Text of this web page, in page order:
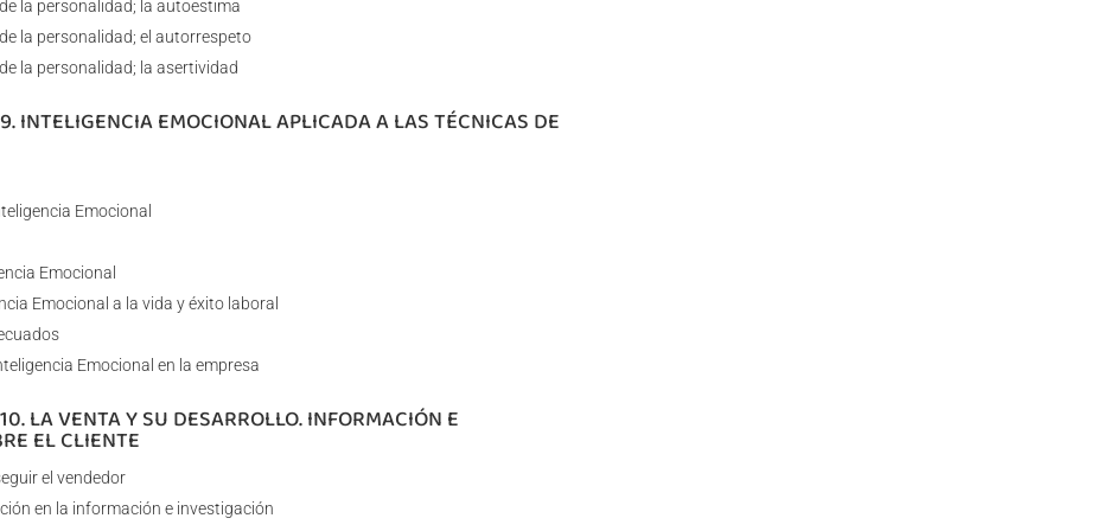
la personalidad; la autoestima
la personalidad; el autorrespeto
la personalidad; la asertividad
INTELIGENCIA EMOCIONAL APLICADA A LAS TÉCNICAS DE
Emocional
Emocional
Emocional a la vida y éxito laboral
Emocional en la empresa
LA VENTA Y SU DESARROLLO. INFORMACIÓN E
EL CLIENTE
el vendedor
en la información e investigación